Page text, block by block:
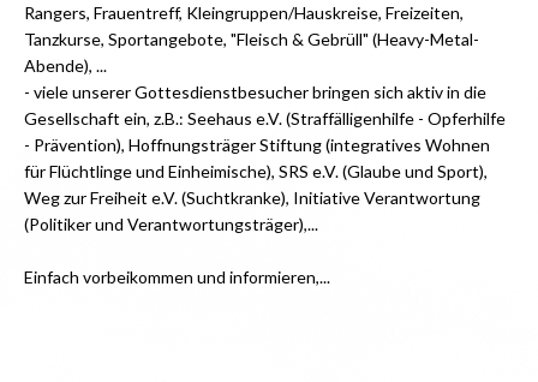
Rangers, Frauentreff, Kleingruppen/Hauskreise, Freizeiten,
Tanzkurse, Sportangebote, "Fleisch & Gebrüll" (Heavy-Metal-
Abende), ...
- viele unserer Gottesdienstbesucher bringen sich aktiv in die
Gesellschaft ein, z.B.: Seehaus e.V. (Straffälligenhilfe - Opferhilfe
- Prävention), Hoffnungsträger Stiftung (integratives Wohnen
für Flüchtlinge und Einheimische), SRS e.V. (Glaube und Sport),
Weg zur Freiheit e.V. (Suchtkranke), Initiative Verantwortung
(Politiker und Verantwortungsträger),...
Einfach vorbeikommen und informieren,...